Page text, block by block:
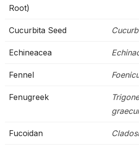
Root)
Cucurbita Seed
Echineacea
Fennel
Fenugreek
Fucoidan